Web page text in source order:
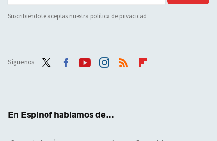
Suscribiéndote aceptas nuestra política de privacidad
Síguenos
En Espinof hablamos de...